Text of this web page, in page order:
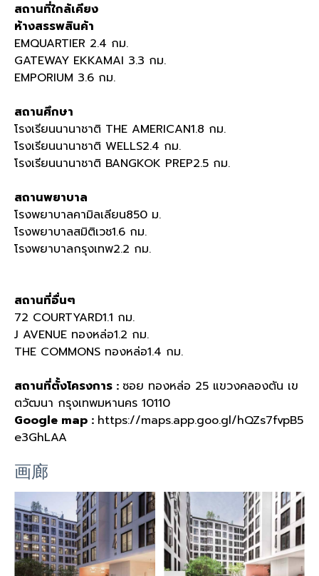
สถานที่ใกล้เคียง
ห้างสรรพสินค้า
EMQUARTIER 2.4 กม.
GATEWAY EKKAMAI 3.3 กม.
EMPORIUM 3.6 กม.
สถานศึกษา
โรงเรียนนานาชาติ THE AMERICAN1.8 กม.
โรงเรียนนานาชาติ WELLS2.4 กม.
โรงเรียนนานาชาติ BANGKOK PREP2.5 กม.
สถานพยาบาล
โรงพยาบาลคามิลเลียน850 ม.
โรงพยาบาลสมิติเวช1.6 กม.
โรงพยาบาลกรุงเทพ2.2 กม.
สถานที่อื่นๆ
72 COURTYARD1.1 กม.
J AVENUE ทองหล่อ1.2 กม.
THE COMMONS ทองหล่อ1.4 กม.
สถานที่ตั้งโครงการ : ซอย ทองหล่อ 25 แขวงคลองตัน เข
ตวัฒนา กรุงเทพมหานคร 10110
Google map : https://maps.app.goo.gl/hQZs7fvpB5
e3GhLAA
画廊